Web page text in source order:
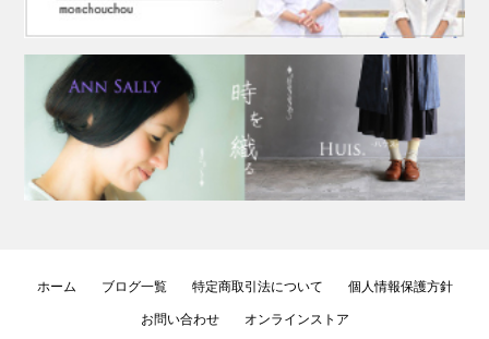
ホーム ブログ一覧 特定商取引法について
個人情報保護方針
お問い合わせ
オンラインストア